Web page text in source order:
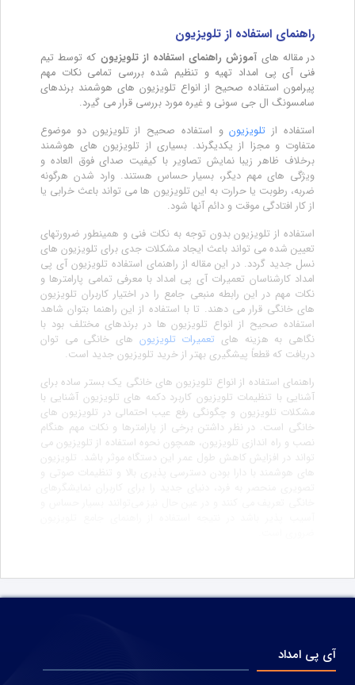
راهنمای استفاده از تلویزیون
در مقاله های آموزش راهنمای استفاده از تلویزیون که توسط تیم‌
فنی آی پی امداد تهیه و تنظیم شده بررسی تمامی نکات مهم
پیرامون استفاده صحیح از انواع تلویزیون های هوشمند برندهای
سامسونگ ال جی سونی و غیره مورد بررسی قرار می گیرد.
استفاده از تلویزیونو استفاده صحیح از تلویزیون دو موضوع
متفاوت و مجزا از یکدیگرند. بسیاری از تلویزیون های هوشمند
برخلاف ظاهر زیبا نمایش تصاویر با کیفیت صدای فوق العاده و
ویژگی های مهم دیگر، بسیار حساس هستند. وارد شدن هرگونه
ضربه، رطوبت یا حرارت به این تلویزیون ها می تواند باعث خرابی یا
از کار افتادگی موقت و دائم آنها شود.
استفاده از تلویزیون بدون توجه به نکات فنی و همینطور ضرورتهای
تعیین شده می تواند باعث ایجاد مشکلات جدی برای تلویزیون های
نسل جدید گردد. در این مقاله از راهنمای استفاده تلویزیون آی پی
امداد کارشناسان تعمیرات آی پی امداد با معرفی تمامی پارامترها و
نکات مهم در این رابطه منبعی جامع را در اختیار کاربران تلویزیون
های خانگی قرار می دهند. تا با استفاده از این راهنما بتوان شاهد
استفاده صحیح از انواع تلویزیون ها در برندهای مختلف بود با
نگاهی به هزینه های تعمیرات تلویزیون های خانگی می توان
دریافت که قطعاً پیشگیری بهتر از خرید تلویزیون جدید است.
راهنمای استفاده از انواع تلویزیون های خانگی یک بستر ساده برای
آشنایی با تنظیمات تلویزیون کاربرد دکمه های تلویزیون آشنایی با
مشکلات تلویزیون و چگونگی رفع عیب احتمالی در تلویزیون های
خانگی است. در نظر داشتن برخی از پارامترها و نکات مهم هنگام
نصب و راه اندازی تلویزیون، همچون نحوه استفاده از تلویزیون می
تواند در افزایش کاهش طول عمر این دستگاه موثر باشد. تلویزیون
آی پی امداد